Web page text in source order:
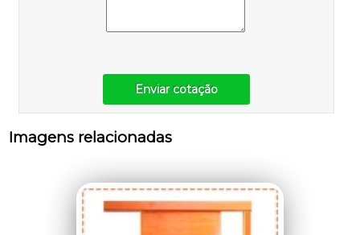
Enviar cotação
Imagens relacionadas